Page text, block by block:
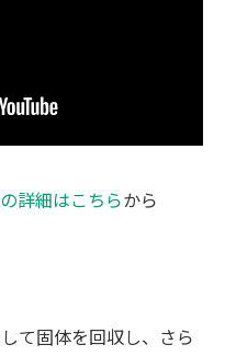
詳細はこちらから
て固体を回収し、さら